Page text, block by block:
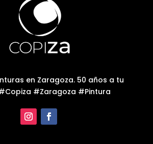
en Zaragoza. 50 años a tu
#Zaragoza #Pintura